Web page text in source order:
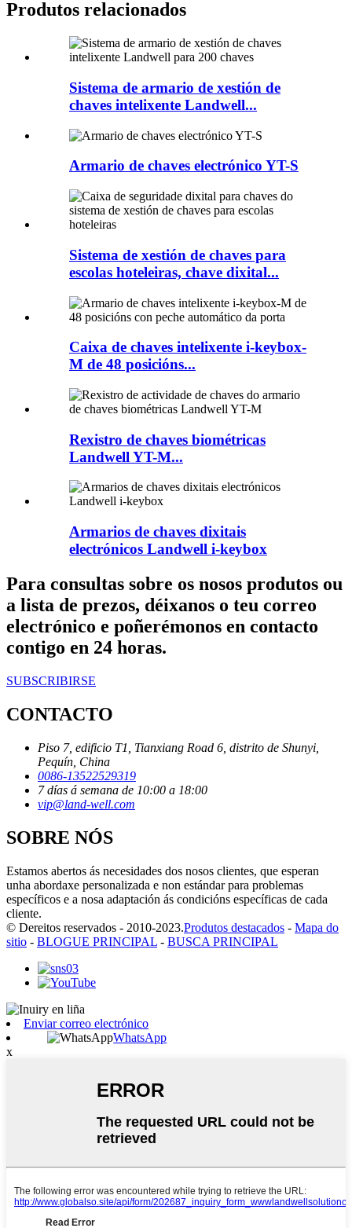
Produtos relacionados
Sistema de armario de xestión de
chaves intelixente Landwell...
Armario de chaves electrónico YT-S
Sistema de xestión de chaves para
escolas hoteleiras, chave dixital...
Caixa de chaves intelixente i-keybox-
M de 48 posicións...
Rexistro de chaves biométricas
Landwell YT-M...
Armarios de chaves dixitais
electrónicos Landwell i-keybox
Para consultas sobre os nosos produtos ou
a lista de prezos, déixanos o teu correo
electrónico e poñerémonos en contacto
contigo en 24 horas.
SUBSCRIBIRSE
CONTACTO
Piso 7, edificio T1, Tianxiang Road 6, distrito de Shunyi,
Pequín, China
0086-13522529319
7 días á semana de 10:00 a 18:00
vip@land-well.com
SOBRE NÓS
Estamos abertos ás necesidades dos nosos clientes, que esperan
unha abordaxe personalizada e non estándar para problemas
específicos e a nosa adaptación ás condicións específicas de cada
cliente.
© Dereitos reservados - 2010-2023.Produtos destacados - Mapa do
sitio - BLOGUE PRINCIPAL - BUSCA PRINCIPAL
Enviar correo electrónico
WhatsApp
x